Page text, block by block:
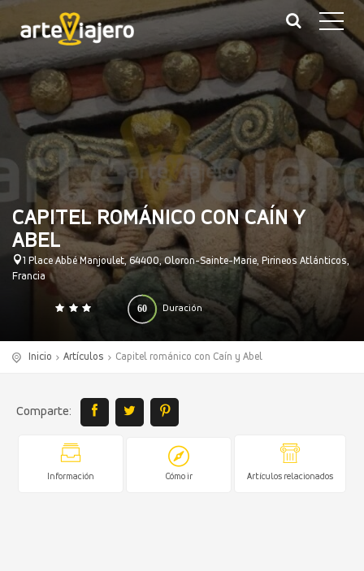
CAPITEL ROMÁNICO CON CAÍN Y
ABEL
1 Place Abbé Manjoulet, 64400, Oloron-Sainte-Marie, Pirineos Atlánticos,
Francia
Duración
60
0 140
Inicio Artículos Capitel románico con Caín y Abel
Comparte:
Información Cómo ir Artículos relacionados